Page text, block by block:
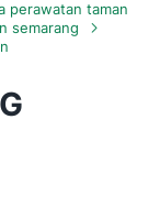
perawatan taman
semarang